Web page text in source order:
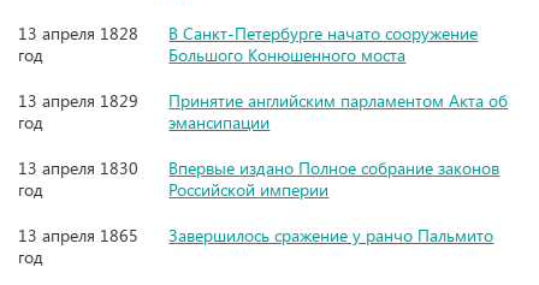
13 апреля 1828
год
В Санкт-Петербурге начато сооружение
Большого Kонюшенного моста
13 апреля 1829
год
Принятие английским парламентом Акта об
эмансипации
13 апреля 1830
год
Впервые издано Полное собрание законов
Российской империи
13 апреля 1865
год
Завершилось сражение у ранчо Пальмито